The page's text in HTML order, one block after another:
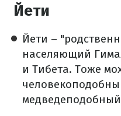
Йети
Йети –
населяющий
и Тибета. Тоже